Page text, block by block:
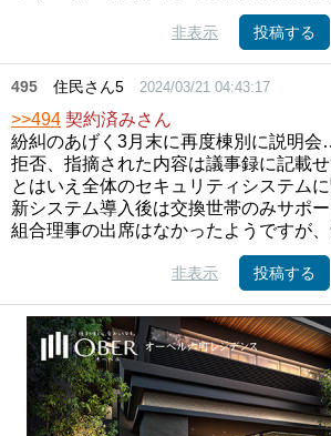
非表示 投稿する
495 住民さん5 2024/03/21 04:43:17
>>494 契約済みさん
紛糾のあげく3月末に再度棟別に説明
拒否、指摘された内容は議事録に記載
とはいえ全体のセキュリティシステムに
新システム導入後は交換世帯のみサポ
組合理事の出席はなかったようですが、
非表示 投稿する